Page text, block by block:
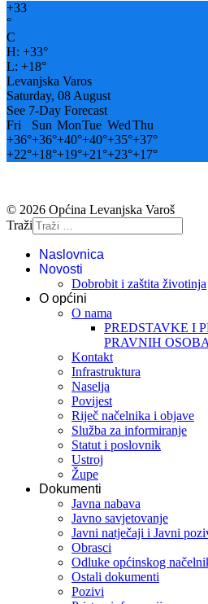
+33
°
C
H: +33°
L: +18°
Levanjska Varos
Saturday, 08 August
See 7-Day Forecast
Fri
Sun MonTue WedThu
+36°+36°+40°+40°+35°+37°
+22°+18°+19°+21°+23°+17°
© 2026 Općina Levanjska Varoš
Traži
Naslovnica
Novosti
Dobrobit i zaštita životinja
O općini
O nama
PREDSTAVKE I
PRAVNIH OSOBA
Kontakt
Infrastruktura
Naselja
Povijest
Riječ načelnika i objave
Služba za informiranje
Statut i poslovnik
Ustroj
Župe
Dokumenti
Javna nabava
Javno savjetovanje
Javni natječaji i Javni
Obrasci
Odluke općinskog
Ostali dokumenti
Pozivi